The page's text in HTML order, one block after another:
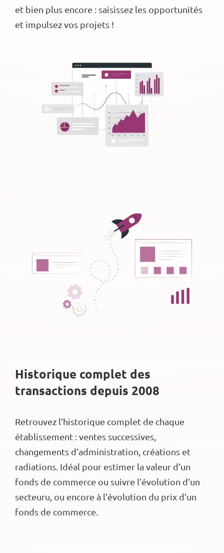
et bien plus encore : saisissez les opportunités
et impulsez vos projets !
Historique complet des
transactions depuis 2008
Retrouvez l’historique complet de chaque
établissement : ventes successives,
changements d’administration, créations et
radiations. Idéal pour estimer la valeur d’un
fonds de commerce ou suivre l’évolution d’un
secteuru, ou encore à l’évolution du prix d’un
fonds de commerce.